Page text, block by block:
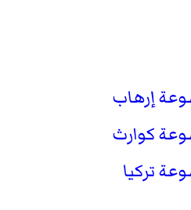
إرهاب
كوارث
تركيا